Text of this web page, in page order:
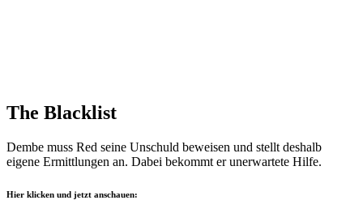
The Blacklist
Dembe muss Red seine Unschuld beweisen und stellt deshalb
eigene Ermittlungen an. Dabei bekommt er unerwartete Hilfe.
Hier klicken und jetzt anschauen: